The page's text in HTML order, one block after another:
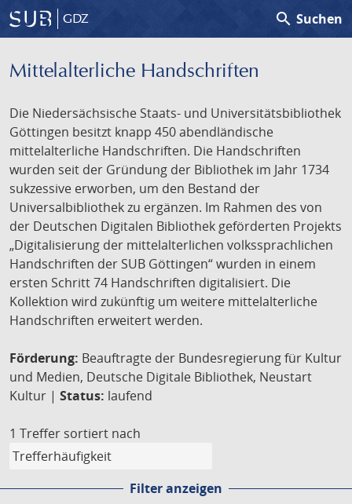
GDZ search Suchen
Mittelalterliche Handschriften
Die Niedersächsische Staats- und Universitätsbibliothek
Göttingen besitzt knapp 450 abendländische
mittelalterliche Handschriften. Die Handschriften
wurden seit der Gründung der Bibliothek im Jahr 1734
sukzessive erworben, um den Bestand der
Universalbibliothek zu ergänzen. Im Rahmen des von
der Deutschen Digitalen Bibliothek geförderten Projekts
„Digitalisierung der mittelalterlichen volkssprachlichen
Handschriften der SUB Göttingen“ wurden in einem
ersten Schritt 74 Handschriften digitalisiert. Die
Kollektion wird zukünftig um weitere mittelalterliche
Handschriften erweitert werden.
Förderung: Beauftragte der Bundesregierung für Kultur
und Medien, Deutsche Digitale Bibliothek, Neustart
Kultur | Status: laufend
1 Treffer sortiert nach
Filter anzeigen